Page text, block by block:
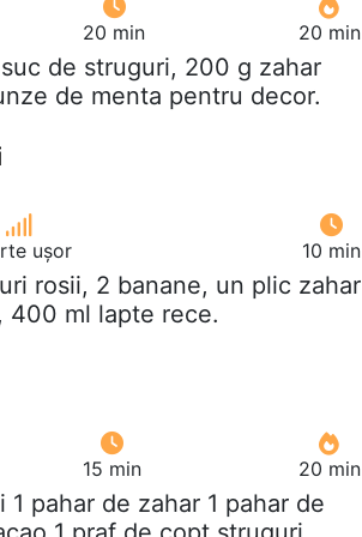
20 min 20 min
de struguri, 200 g zahar
de menta pentru decor.
ușor 10 min
rosii, 2 banane, un plic zahar
400 ml lapte rece.
15 min 20 min
pahar de zahar 1 pahar de